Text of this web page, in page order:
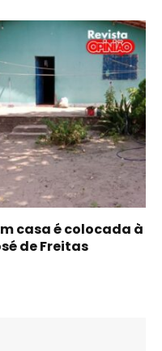
casa é colocada à
de Freitas